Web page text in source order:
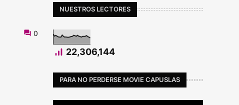
0
NUESTROS LECTORES
22,306,144
PARA NO PERDERSE MOVIE CAPUSLAS